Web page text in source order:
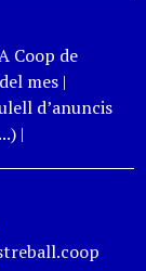
Coop de
mes|
d’anuncis
|